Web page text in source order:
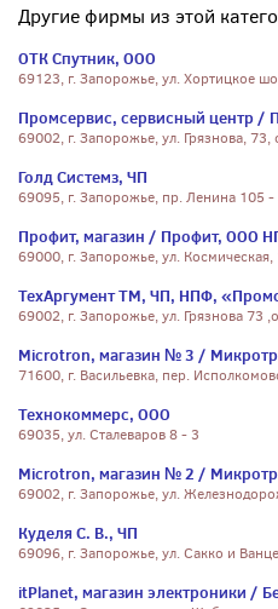
Другие фирмы из этой
ОТК Спутник, ООО
69123, г. Запорожье, ул. Хортицкое
Промсервис, сервисный центр /
69002, г. Запорожье, ул. Грязнова, 73,
Голд Системз, ЧП
69095, г. Запорожье, пр. Ленина 105
Профит, магазин / Профит, ООО
69000, г. Запорожье, ул. Космическая,
ТехАргумент ТМ, ЧП, НПФ,
69002, г. Запорожье, ул. Грязнова 73
Microtron, магазин № 3 /
71600, г. Васильевка, пер.
Технокоммерс, ООО
69035, ул. Сталеваров 8 - 3
Microtron, магазин № 2 /
69002, г. Запорожье, ул.
Куделя С. В., ЧП
69096, г. Запорожье, ул. Сакко и
itPlanet, магазин электроники /